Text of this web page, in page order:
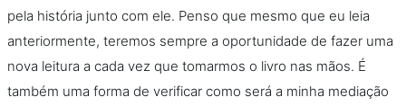
pela história junto com ele. Penso que mesmo que eu leia
anteriormente, teremos sempre a oportunidade de fazer uma
nova leitura a cada vez que tomarmos o livro nas mãos. É
também uma forma de verificar como será a minha mediação